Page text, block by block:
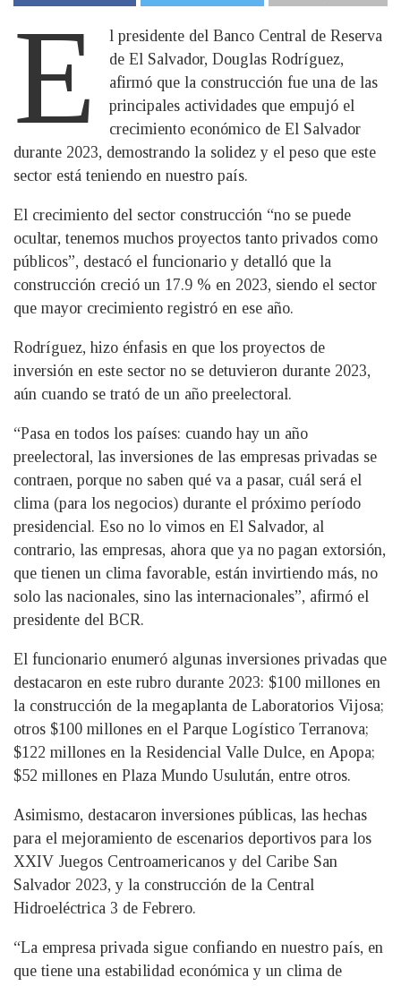
E
l presidente del Banco Central de Reserva
de El Salvador, Douglas Rodríguez,
afirmó que la construcción fue una de las
principales actividades que empujó el
crecimiento económico de El Salvador
durante 2023, demostrando la solidez y el peso que este
sector está teniendo en nuestro país.
El crecimiento del sector construcción “no se puede
ocultar, tenemos muchos proyectos tanto privados como
públicos”, destacó el funcionario y detalló que la
construcción creció un 17.9 % en 2023, siendo el sector
que mayor crecimiento registró en ese año.
Rodríguez, hizo énfasis en que los proyectos de
inversión en este sector no se detuvieron durante 2023,
aún cuando se trató de un año preelectoral.
“Pasa en todos los países: cuando hay un año
preelectoral, las inversiones de las empresas privadas se
contraen, porque no saben qué va a pasar, cuál será el
clima (para los negocios) durante el próximo período
presidencial. Eso no lo vimos en El Salvador, al
contrario, las empresas, ahora que ya no pagan extorsión,
que tienen un clima favorable, están invirtiendo más, no
solo las nacionales, sino las internacionales”, afirmó el
presidente del BCR.
El funcionario enumeró algunas inversiones privadas que
destacaron en este rubro durante 2023: $100 millones en
la construcción de la megaplanta de Laboratorios Vijosa;
otros $100 millones en el Parque Logístico Terranova;
$122 millones en la Residencial Valle Dulce, en Apopa;
$52 millones en Plaza Mundo Usulután, entre otros.
Asimismo, destacaron inversiones públicas, las hechas
para el mejoramiento de escenarios deportivos para los
XXIV Juegos Centroamericanos y del Caribe San
Salvador 2023, y la construcción de la Central
Hidroeléctrica 3 de Febrero.
“La empresa privada sigue confiando en nuestro país, en
que tiene una estabilidad económica y un clima de